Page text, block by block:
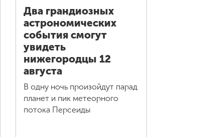
Два грандиозных
астрономических
события смогут
увидеть
нижегородцы 12
августа
В одну ночь произойдут парад
планет и пик метеорного
потока Персеиды